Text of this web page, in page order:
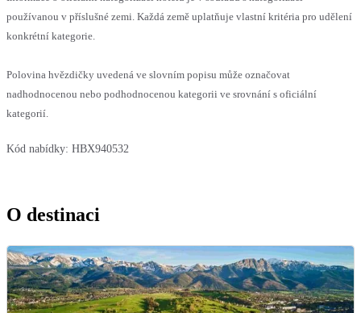
používanou v příslušné zemi. Každá země uplatňuje vlastní kritéria pro udělení
konkrétní kategorie.
Polovina hvězdičky uvedená ve slovním popisu může označovat
nadhodnocenou nebo podhodnocenou kategorii ve srovnání s oficiální
kategorií.
Kód nabídky: HBX940532
O destinaci